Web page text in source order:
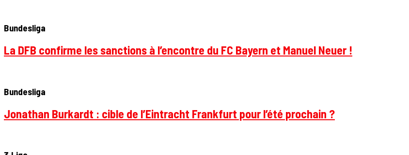
Bundesliga
La DFB confirme les sanctions à l’encontre du FC Bayern et Manuel Neuer !
Bundesliga
Jonathan Burkardt : cible de l’Eintracht Frankfurt pour l’été prochain ?